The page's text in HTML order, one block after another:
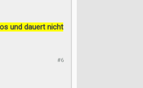
und dauert nicht
#6